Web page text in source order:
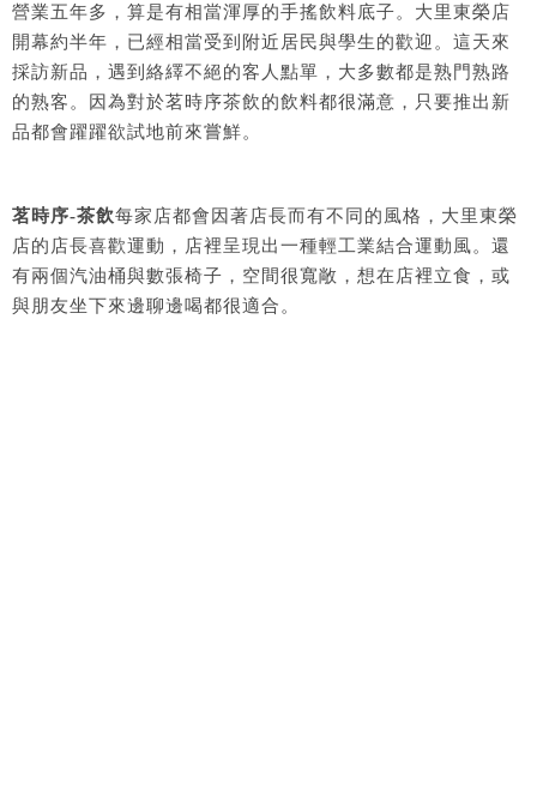
營業五年多，算是有相當渾厚的手搖飲料底子。大里東榮店
開幕約半年，已經相當受到附近居民與學生的歡迎。這天來
採訪新品，遇到絡繹不絕的客人點單，大多數都是熟門熟路
的熟客。因為對於茗時序茶飲的飲料都很滿意，只要推出新
品都會躍躍欲試地前來嘗鮮。
茗時序-茶飲每家店都會因著店長而有不同的風格，大里東榮
店的店長喜歡運動，店裡呈現出一種輕工業結合運動風。還
有兩個汽油桶與數張椅子，空間很寬敞，想在店裡立食，或
與朋友坐下來邊聊邊喝都很適合。